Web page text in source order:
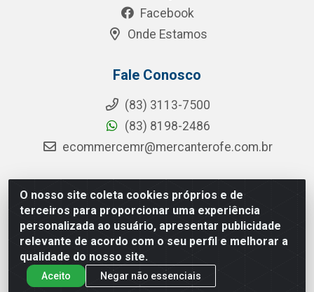
O nosso site coleta cookies próprios e de
terceiros para proporcionar uma experiência
personalizada ao usuário, apresentar publicidade
relevante de acordo com o seu perfil e melhorar a
qualidade do nosso site.
Aceito Negar não essenciais
Facebook
Onde Estamos
Fale Conosco
(83) 3113-7500
(83) 8198-2486
ecommercemr@mercanterofe.com.br
MR Distribuidora - Rua Hortêncio Ribeiro de Luna, 3777 -
Distrito Industrial, João Pessoa/PB - CEP 58081-400 - CNPJ
35.428.312/0001-85